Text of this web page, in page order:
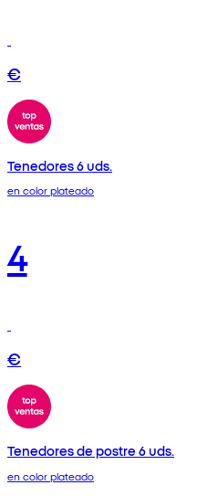
€
Tenedores 6 uds.
en color plateado
4
€
Tenedores de postre 6 uds.
en color plateado